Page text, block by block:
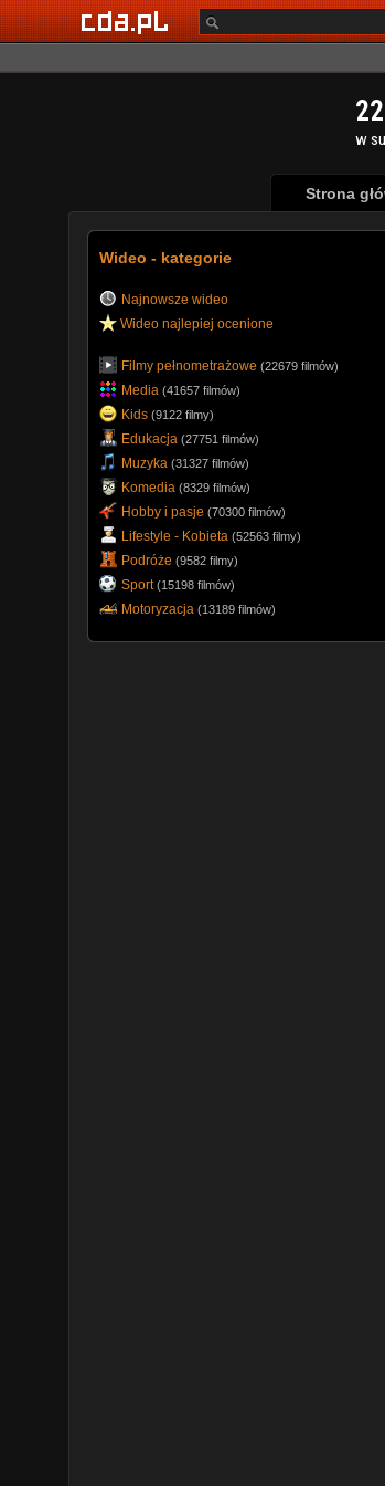
22
w
Strona
Wideo - kategorie
Najnowsze wideo
Wideo najlepiej ocenione
Filmy pełnometrażowe (22679 filmów)
Media (41657 filmów)
Kids (9122 filmy)
Edukacja (27751 filmów)
Muzyka (31327 filmów)
Komedia (8329 filmów)
Hobby i pasje (70300 filmów)
Lifestyle - Kobieta (52563 filmy)
Podróże (9582 filmy)
Sport (15198 filmów)
Motoryzacja (13189 filmów)